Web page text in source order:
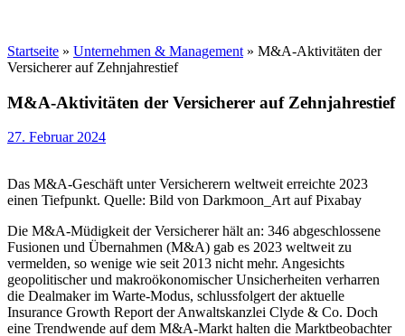
Startseite » Unternehmen & Management » M&A-Aktivitäten der
Versicherer auf Zehnjahrestief
M&A-Aktivitäten der Versicherer auf Zehnjahrestief
27. Februar 2024
Das M&A-Geschäft unter Versicherern weltweit erreichte 2023
einen Tiefpunkt. Quelle: Bild von Darkmoon_Art auf Pixabay
Die M&A-Müdigkeit der Versicherer hält an: 346 abgeschlossene
Fusionen und Übernahmen (M&A) gab es 2023 weltweit zu
vermelden, so wenige wie seit 2013 nicht mehr. Angesichts
geopolitischer und makroökonomischer Unsicherheiten verharren
die Dealmaker im Warte-Modus, schlussfolgert der aktuelle
Insurance Growth Report der Anwaltskanzlei Clyde & Co. Doch
eine Trendwende auf dem M&A-Markt halten die Marktbeobachter